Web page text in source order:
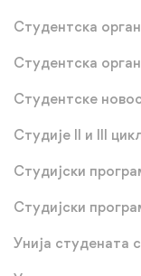
Студентска
Студентска
Студентске
Студије II и III
Студијски
Студијски
Унија студената